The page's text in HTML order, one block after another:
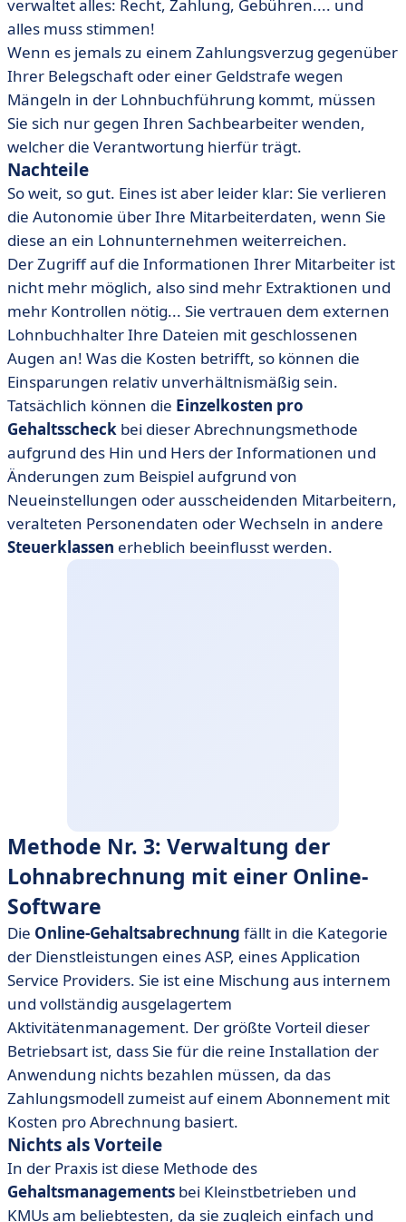
verwaltet alles: Recht, Zahlung, Gebühren.... und
alles muss stimmen!
Wenn es jemals zu einem Zahlungsverzug gegenüber
Ihrer Belegschaft oder einer Geldstrafe wegen
Mängeln in der Lohnbuchführung kommt, müssen
Sie sich nur gegen Ihren Sachbearbeiter wenden,
welcher die Verantwortung hierfür trägt.
Nachteile
So weit, so gut. Eines ist aber leider klar: Sie verlieren
die Autonomie über Ihre Mitarbeiterdaten, wenn Sie
diese an ein Lohnunternehmen weiterreichen.
Der Zugriff auf die Informationen Ihrer Mitarbeiter ist
nicht mehr möglich, also sind mehr Extraktionen und
mehr Kontrollen nötig... Sie vertrauen dem externen
Lohnbuchhalter Ihre Dateien mit geschlossenen
Augen an! Was die Kosten betrifft, so können die
Einsparungen relativ unverhältnismäßig sein.
Tatsächlich können die Einzelkosten pro
Gehaltsscheck bei dieser Abrechnungsmethode
aufgrund des Hin und Hers der Informationen und
Änderungen zum Beispiel aufgrund von
Neueinstellungen oder ausscheidenden Mitarbeitern,
veralteten Personendaten oder Wechseln in andere
Steuerklassen erheblich beeinflusst werden.
Methode Nr. 3: Verwaltung der
Lohnabrechnung mit einer Online-
Software
Die Online-Gehaltsabrechnung fällt in die Kategorie
der Dienstleistungen eines ASP, eines Application
Service Providers. Sie ist eine Mischung aus internem
und vollständig ausgelagertem
Aktivitätenmanagement. Der größte Vorteil dieser
Betriebsart ist, dass Sie für die reine Installation der
Anwendung nichts bezahlen müssen, da das
Zahlungsmodell zumeist auf einem Abonnement mit
Kosten pro Abrechnung basiert.
Nichts als Vorteile
In der Praxis ist diese Methode des
Gehaltsmanagements bei Kleinstbetrieben und
KMUs am beliebtesten, da sie zugleich einfach und